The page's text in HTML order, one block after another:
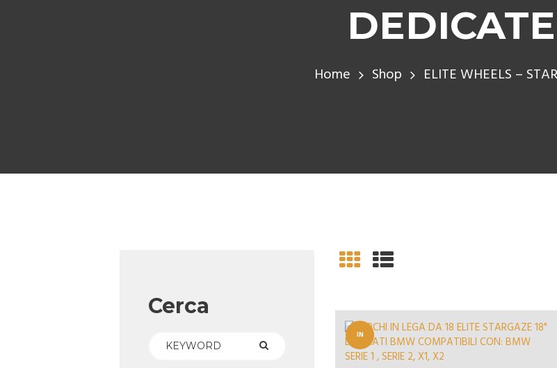
Home Shop ELITE WHEELS –
IN
OFFERT
Cerca